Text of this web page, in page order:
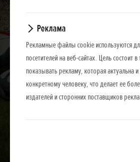
Реклама
Рекламные файлы cookie используются
посетителей на веб-сайтах. Цель состоит
показывать рекламу, которая актуальна и
конкретному человеку, что делает ее
издателей и сторонних поставщиков